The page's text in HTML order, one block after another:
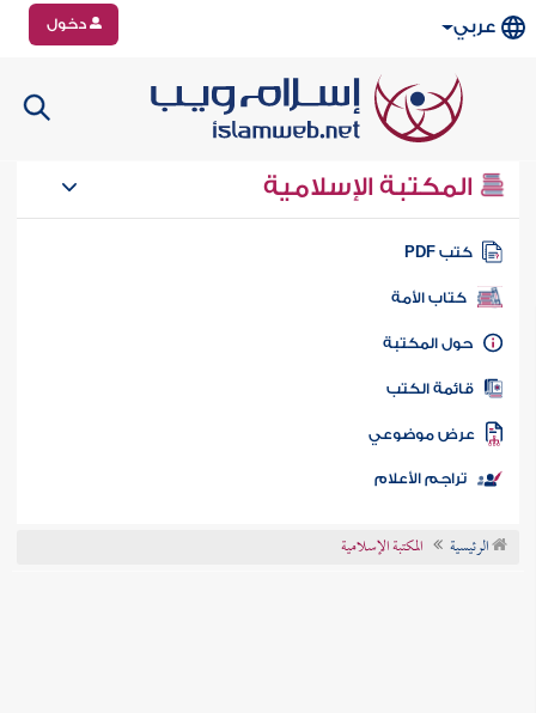
عربي دخول
المكتبة الإسلامية
كتب PDF
كتاب الأمة
المكتبة
الكتب
موضوعي
تراجم الأعلام
الرئيسية المكتبة الإسلامية